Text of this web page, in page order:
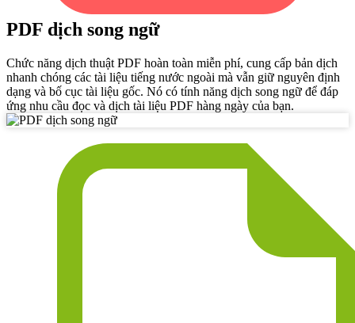
PDF dịch song ngữ
Chức năng dịch thuật PDF hoàn toàn miễn phí, cung cấp bản dịch
nhanh chóng các tài liệu tiếng nước ngoài mà vẫn giữ nguyên định
dạng và bố cục tài liệu gốc. Nó có tính năng dịch song ngữ để đáp
ứng nhu cầu đọc và dịch tài liệu PDF hàng ngày của bạn.